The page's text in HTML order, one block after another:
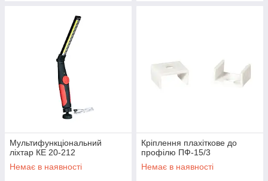
Мультифункціональний
ліхтар КЕ 20-212
Немає в наявності
Кріплення плахіткове до
профілю ПФ-15/3
Немає в наявності